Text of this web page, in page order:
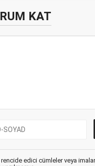
KAT
edici cümleler veya